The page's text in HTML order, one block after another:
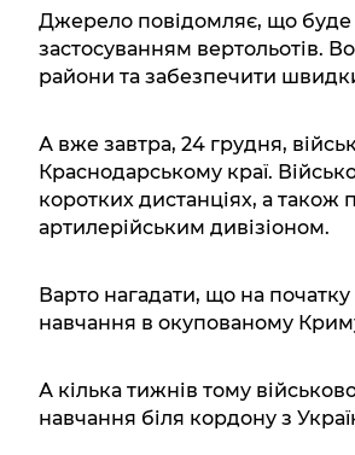
Джерело повідомляє, що буде
застосуванням вертольотів.
райони та забезпечити
А вже завтра, 24 грудня,
Краснодарському краї.
коротких дистанціях, а також
артилерійським дивізіоном.
Варто нагадати, що на
навчання в окупованому
А кілька тижнів тому
навчання біля кордону з